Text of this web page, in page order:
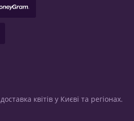
доставка квітів у Києві та регіонах.